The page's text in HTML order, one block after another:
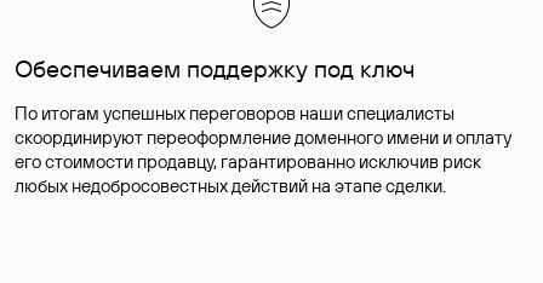
Обеспечиваем поддержку под ключ
По итогам успешных переговоров наши специалисты
скоординируют переоформление доменного имени и оплату
его стоимости продавцу, гарантированно исключив риск
любых недобросовестных действий на этапе сделки.